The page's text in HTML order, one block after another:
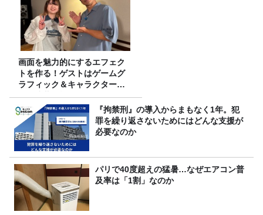
画面を魅力的にするエフェク
トを作る！ゲストはゲームグ
ラフィック＆キャラクター専
攻の遠藤里桜さん！
『拘禁刑』の導入からまもなく1年。犯
罪を繰り返さないためにはどんな支援が
必要なのか
パリで40度超えの猛暑…なぜエアコン普
及率は「1割」なのか